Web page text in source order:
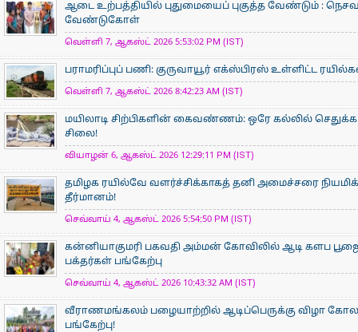
ஆடை உற்பத்தியில் புதுமையைப் புகுத்த வேண்டும் :
வேண்டுகோள்
வெள்ளி 7, ஆகஸ்ட் 2026 5:53:02 PM (IST)
பராமரிப்புப் பணி: குருவாயூர் எக்ஸ்பிரஸ் உள்ளிட்ட
வெள்ளி 7, ஆகஸ்ட் 2026 8:42:23 AM (IST)
மயிலாடி சிற்பிகளின் கைவண்ணம்: ஒரே கல்லில்
சிலை!
வியாழன் 6, ஆகஸ்ட் 2026 12:29:11 PM (IST)
தமிழக ரயில்வே வளர்ச்சிக்காகத் தனி அமைச்சரை
தீர்மானம்!
செவ்வாய் 4, ஆகஸ்ட் 2026 5:54:50 PM (IST)
கன்னியாகுமரி பகவதி அம்மன் கோவிலில் ஆடி களப
பக்தர்கள் பங்கேற்பு
செவ்வாய் 4, ஆகஸ்ட் 2026 10:43:32 AM (IST)
வீராணமங்கலம் பழையாற்றில் ஆடிப்பெருக்கு விழா
பங்கேற்பு!